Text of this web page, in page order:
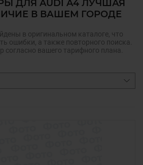
ДЛЯ AUDI A4 ЛУЧШАЯ
В ВАШЕМ ГОРОДЕ
в оригинальном каталоге, что
ошибки, а также повторного поиска.
согласно вашего тарифного плана.